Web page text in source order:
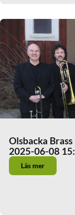
Olsbacka Brass
2025-06-08
Läs mer